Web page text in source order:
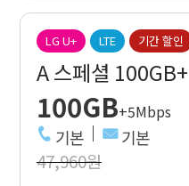
LG U+ LTE 기간 할인
A 스페셜
100GB+5Mbps
기본 기본
47,960원